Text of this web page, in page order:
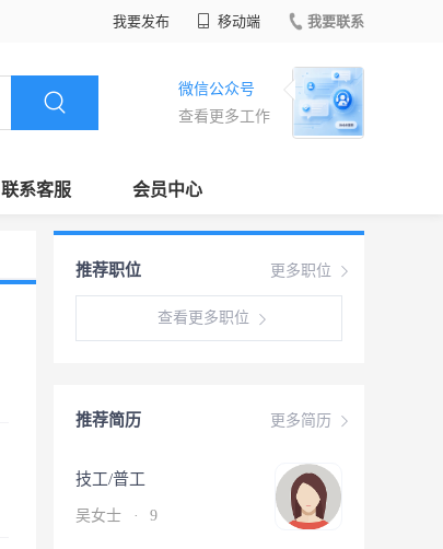
我要发布 移动端 我要联系
微信公众号
查看更多工作
联系客服 会员中心
更多职位
推荐职位
查看更多职位
更多简历
推荐简历
技工/普工
吴女士 · 9